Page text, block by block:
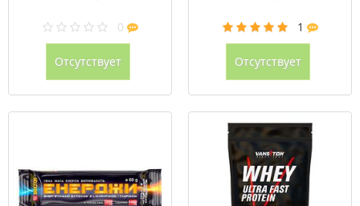
0
Отсутствует
1
Отсутствует